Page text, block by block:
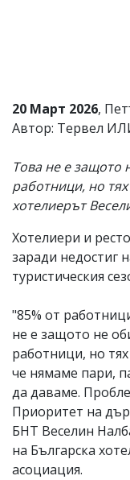
читателите
редакцията
носи
отговорност
за
тях!
откриете
за
вас
моля
сигнализирайте
ни!
20 Март 2026,
Автор: Тервел
Това не е защото
работници, но
хотелиерът
Хотелиери и
заради недостиг
туристическия
"85% от
не е защото не
работници, но
че нямаме пари,
да даваме.
Приоритет на
БНТ Веселин
на Българска
асоциация.